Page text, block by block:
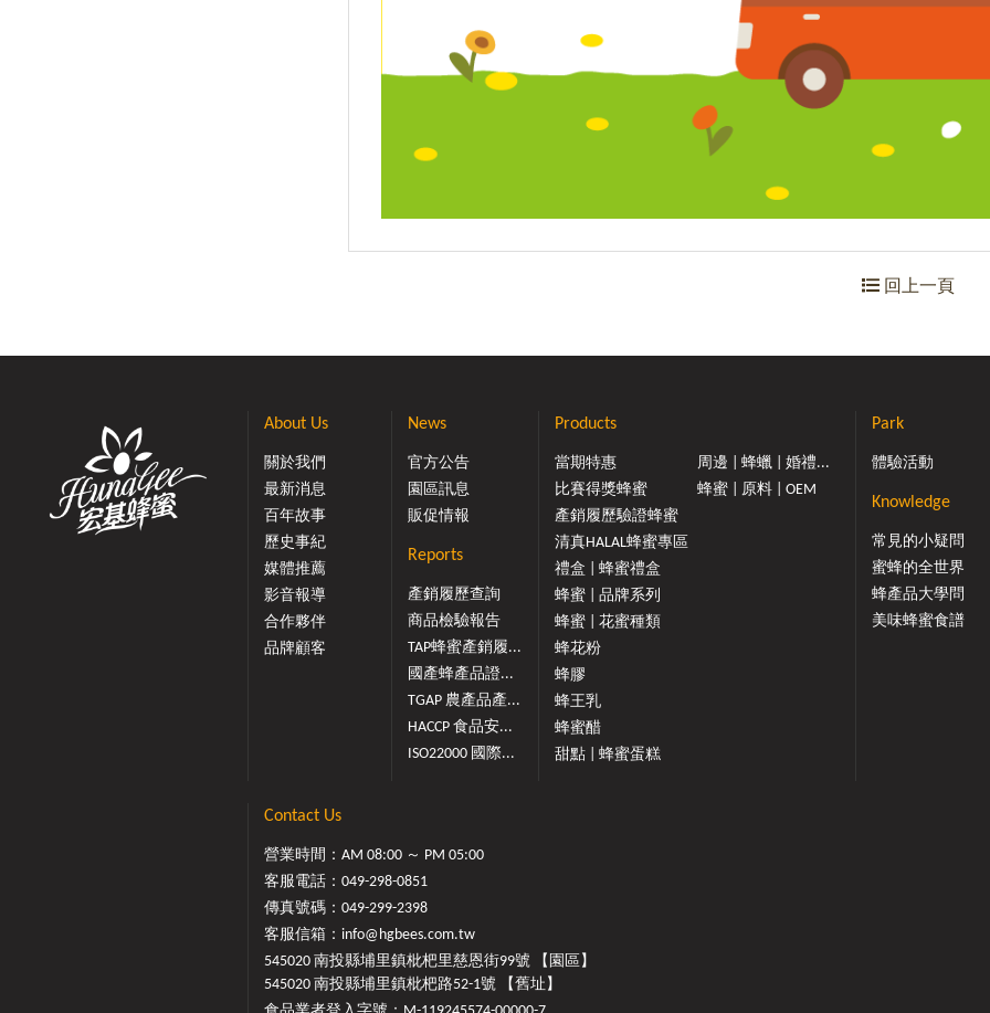
回上一頁
About Us
關於我們
最新消息
百年故事
歷史事紀
媒體推薦
影音報導
合作夥伴
品牌顧客
News
官方公告
園區訊息
販促情報
Reports
產銷履歷查詢
商品檢驗報告
TAP蜂蜜產銷履...
國產蜂產品證...
TGAP 農產品產...
HACCP 食品安...
ISO22000 國際...
Products
當期特惠
比賽得獎蜂蜜
產銷履歷驗證蜂蜜
清真HALAL蜂蜜專區
禮盒 | 蜂蜜禮盒
蜂蜜 | 品牌系列
蜂蜜 | 花蜜種類
蜂花粉
蜂膠
蜂王乳
蜂蜜醋
甜點 | 蜂蜜蛋糕
周邊 | 蜂蠟 | 婚禮...
蜂蜜 | 原料 | OEM
Park
體驗活動
Knowledge
常見的小疑問
蜜蜂的全世界
蜂產品大學問
美味蜂蜜食譜
Contact Us
營業時間：AM 08:00 ～ PM 05:00
客服電話： 049-298-0851
傳真號碼：049-299-2398
客服信箱： info@hgbees.com.tw
545020 南投縣埔里鎮枇杷里慈恩街99號 【園區】
545020 南投縣埔里鎮枇杷路52-1號 【舊址】